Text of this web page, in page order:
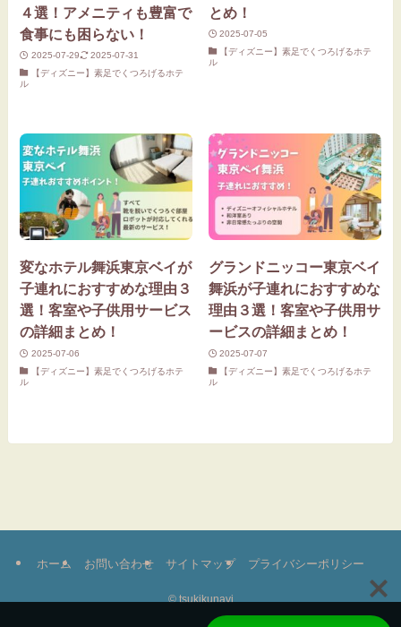
４選！アメニティも豊富で
食事にも困らない！
2025-07-29
2025-07-31
【ディズニー】素足でくつろげるホテ
ル
とめ！
2025-07-05
【ディズニー】素足でくつろげるホテ
ル
変なホテル舞浜東京ベイが
子連れにおすすめな理由３
選！客室や子供用サービス
の詳細まとめ！
2025-07-06
【ディズニー】素足でくつろげるホテ
ル
グランドニッコー東京ベイ
舞浜が子連れにおすすめな
理由３選！客室や子供用サ
ービスの詳細まとめ！
2025-07-07
【ディズニー】素足でくつろげるホテ
ル
ホーム お問い合わせ サイトマップ プライバシーポリシー
©tsukikunavi